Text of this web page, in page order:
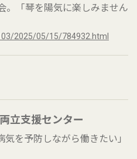
。「琴を陽気に楽しみません
2025/05/15/784932.html
立支援センター
気を予防しながら働きたい」